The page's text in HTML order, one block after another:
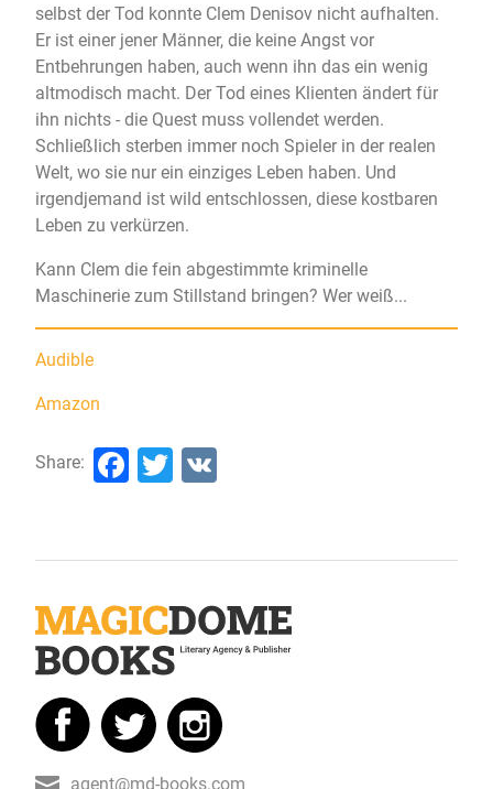
selbst der Tod konnte Clem Denisov nicht aufhalten.
Er ist einer jener Männer, die keine Angst vor
Entbehrungen haben, auch wenn ihn das ein wenig
altmodisch macht. Der Tod eines Klienten ändert für
ihn nichts - die Quest muss vollendet werden.
Schließlich sterben immer noch Spieler in der realen
Welt, wo sie nur ein einziges Leben haben. Und
irgendjemand ist wild entschlossen, diese kostbaren
Leben zu verkürzen.
Kann Clem die fein abgestimmte kriminelle
Maschinerie zum Stillstand bringen? Wer weiß...
Audible
Amazon
Share: Facebook
Twitter
agent@md-books.com